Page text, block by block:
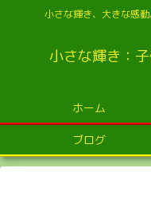
小さな輝き、大きな感
小さな輝き：
ホーム
ブログ